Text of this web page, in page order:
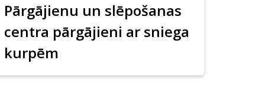
Pārgājienu un slēpošanas
centra pārgājieni ar sniega
kurpēm